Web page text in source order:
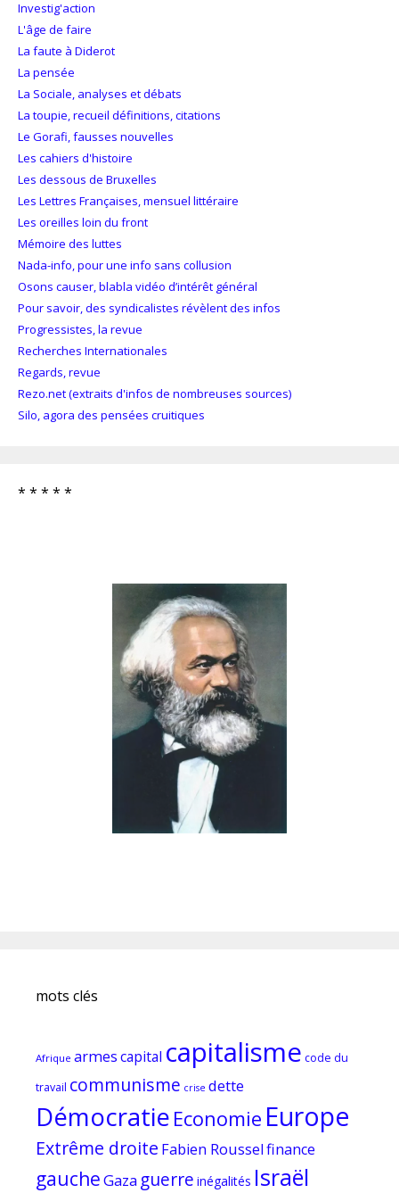
Investig'action
L'âge de faire
La faute à Diderot
La pensée
La Sociale, analyses et débats
La toupie, recueil définitions, citations
Le Gorafi, fausses nouvelles
Les cahiers d'histoire
Les dessous de Bruxelles
Les Lettres Françaises, mensuel littéraire
Les oreilles loin du front
Mémoire des luttes
Nada-info, pour une info sans collusion
Osons causer, blabla vidéo d’intérêt général
Pour savoir, des syndicalistes révèlent des infos
Progressistes, la revue
Recherches Internationales
Regards, revue
Rezo.net (extraits d'infos de nombreuses sources)
Silo, agora des pensées cruitiques
* * * * *
mots clés
Afrique armescapital capitalisme code du
travail communisme crise dette
Démocratie Economie Europe
Extrême droite Fabien Rousselfinance
gaucheGaza guerre inégalités Israël